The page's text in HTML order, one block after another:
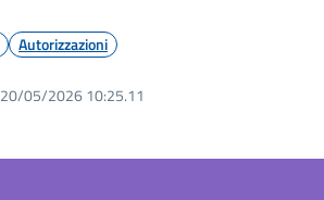
Autorizzazioni
20/05/2026 10:25.11